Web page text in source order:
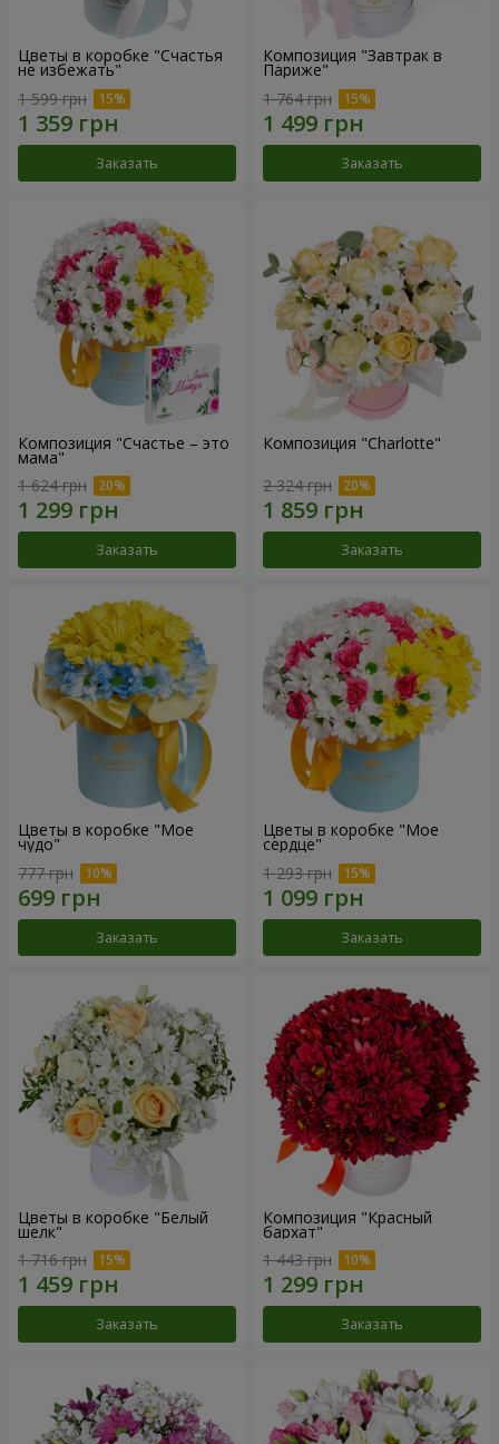
Цветы в коробке "Счастья
не избежать"
1 599 грн
Заказать
Композиция "Завтрак в
Париже"
1 764 грн
Заказать
Композиция "Счастье – это
мама"
1 624 грн
Заказать
Композиция "Charlotte"
2 324 грн
Заказать
Цветы в коробке "Мое
чудо"
777 грн
Заказать
Цветы в коробке "Мое
сердце"
1 293 грн
Заказать
Цветы в коробке "Белый
шелк"
1 716 грн
Заказать
Композиция "Красный
бархат"
1 443 грн
Заказать